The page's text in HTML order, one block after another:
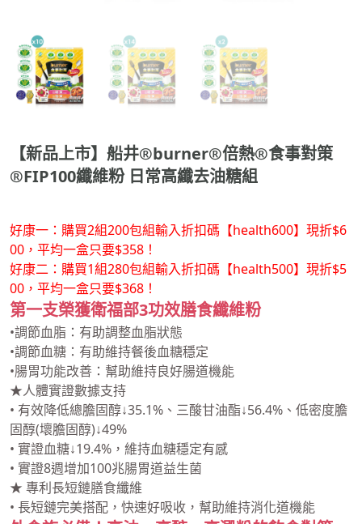
®FIP100纖維粉 日常高纖去油糖組
00，平均一盒只要$358！
好康二：購買1組280包組輸入折扣碼【health500】現折$5
00，平均一盒只要$368！
第一支榮獲衛福部3功效膳食纖維粉
•調節血脂：有助調整血脂狀態
•調節血糖：有助維持餐後血糖穩定
•腸胃功能改善：幫助維持良好腸道機能
★人體實證數據支持
• 有效降低總膽固醇↓35.1%、三酸甘油酯↓56.4%、低密度膽
固醇(壞膽固醇)↓49%
• 實證血糖↓19.4%，維持血糖穩定有感
• 實證8週增加100兆腸胃道益生菌
★ 專利長短鏈膳食纖維
• 長短鏈完美搭配，快速好吸收，幫助維持消化道機能
外食族必備！高油、高醣、高澱粉的飲食對策